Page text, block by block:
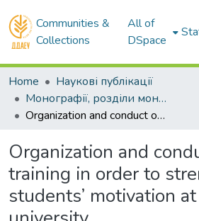
Communities &
Collections
All of
DSpace
Home
Наукові публікації
Монографії, розділи монографій
Organization and conduct of game training in order to strengthening students’ motivation at the university
Organization and
training in order to
students’ motivation